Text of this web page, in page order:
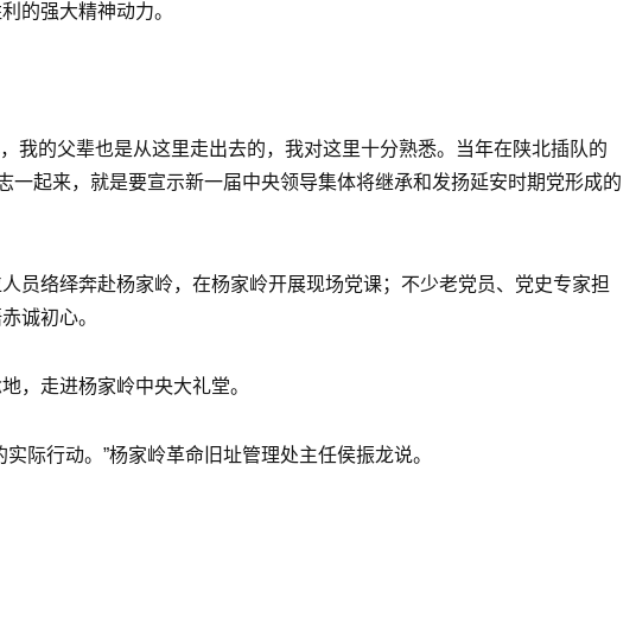
的强大精神动力。
我的父辈也是从这里走出去的，我对这里十分熟悉。当年在陕北插队的
一起来，就是要宣示新一届中央领导集体将继承和发扬延安时期党形成的
员络绎奔赴杨家岭，在杨家岭开展现场党课；不少老党员、党史专家担
诚初心。
，走进杨家岭中央大礼堂。
际行动。”杨家岭革命旧址管理处主任侯振龙说。